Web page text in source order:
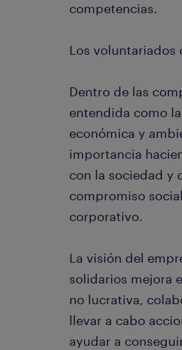
competencias.
Los voluntariados
Dentro de las
entendida como
económica y
importancia
con la sociedad y
compromiso
corporativo.
La visión del
solidarios mejora
no lucrativa,
llevar a cabo
ayudar a